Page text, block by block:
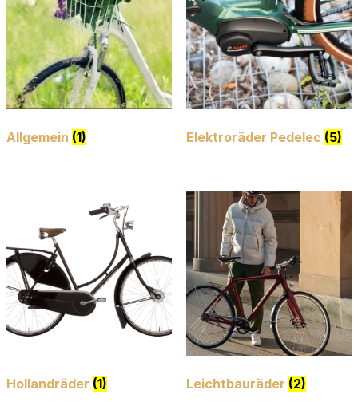
Allgemein (1) Elektroräder Pedelec (5)
Hollandräder (1) Leichtbauräder (2)